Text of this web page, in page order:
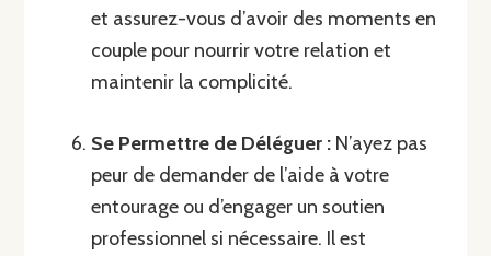
et assurez-vous d’avoir des moments en
couple pour nourrir votre relation et
maintenir la complicité.
Se Permettre de Déléguer : N’ayez pas
peur de demander de l’aide à votre
entourage ou d’engager un soutien
professionnel si nécessaire. Il est